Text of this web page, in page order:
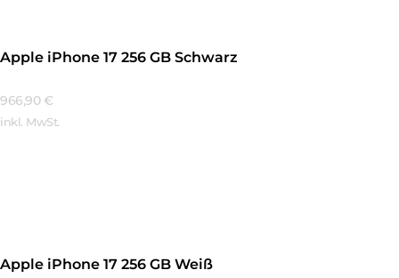
Apple iPhone 17 256 GB Schwarz
966,90 €
inkl. MwSt.
Apple iPhone 17 256 GB Weiß